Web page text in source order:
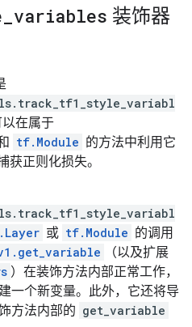
variables 装饰器
在属于
tf.Module 的方法中利用它
获正则化损失。
或 tf.Module 的调用
（以及扩展
）在装饰方法内部正常工作，
一个新变量。此外，它还将导
方法内部的 get_variable